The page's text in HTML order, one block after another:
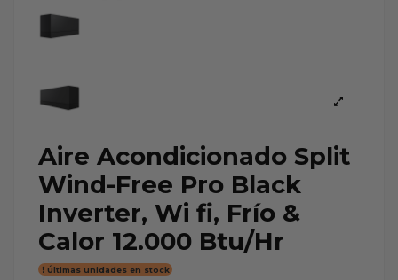
Aire Acondicionado Split
Wind-Free Pro Black
Inverter, Wi fi, Frío &
Calor 12.000 Btu/Hr
Últimas unidades en stock